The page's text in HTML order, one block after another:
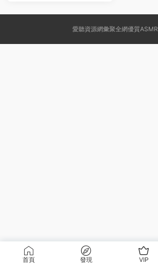
愛聽資源網彙聚全網優質ASMR
首頁 發現 VIP